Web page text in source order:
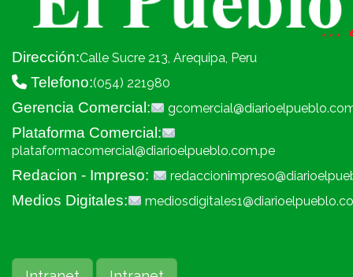
Dirección:Calle Sucre 213, Arequipa, Peru
Telefono:(054) 221980
Gerencia Comercial:
Plataforma Comercial:
plataformacomercial@diarioelpueblo.com.pe
Redacion - Impreso:
Medios Digitales: